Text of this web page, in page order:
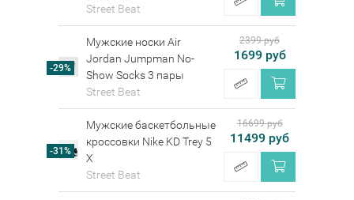
Street Beat
-29%
Мужские носки Air
Jordan Jumpman No-
Show Socks 3 пары
Street Beat
2399 руб
1699 руб
-31%
Мужские баскетбольные
кроссовки Nike KD Trey 5
X
Street Beat
16699 руб
11499 руб